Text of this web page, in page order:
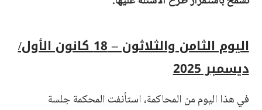
اليوم الثامن والثلاثون – 18 كانون الأول/
ديسمبر 2025
في هذا اليوم من المحاكمة، استأنفت المحكمة جلسة